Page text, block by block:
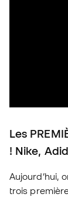
Les
! Nike,
Aujourd’hui,
trois